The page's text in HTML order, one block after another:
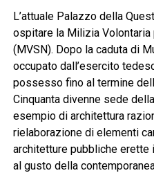
L’attuale Palazzo della
ospitare la Milizia
(MVSN). Dopo la caduta di
occupato dall’esercito
possesso fino al termine
Cinquanta divenne sede
esempio di architettura
rielaborazione di elementi
architetture pubbliche erette
al gusto della